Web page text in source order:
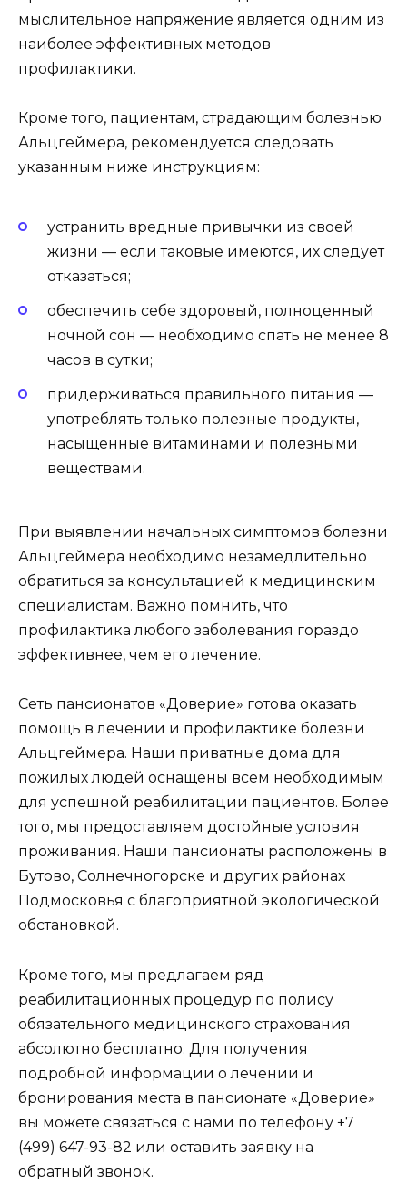
мыслительное напряжение является одним из
наиболее эффективных методов
профилактики.
Кроме того, пациентам, страдающим болезнью
Альцгеймера, рекомендуется следовать
указанным ниже инструкциям:
устранить вредные привычки из своей
жизни — если таковые имеются, их следует
отказаться;
обеспечить себе здоровый, полноценный
ночной сон — необходимо спать не менее 8
часов в сутки;
придерживаться правильного питания —
употреблять только полезные продукты,
насыщенные витаминами и полезными
веществами.
При выявлении начальных симптомов болезни
Альцгеймера необходимо незамедлительно
обратиться за консультацией к медицинским
специалистам. Важно помнить, что
профилактика любого заболевания гораздо
эффективнее, чем его лечение.
Сеть пансионатов «Доверие» готова оказать
помощь в лечении и профилактике болезни
Альцгеймера. Наши приватные дома для
пожилых людей оснащены всем необходимым
для успешной реабилитации пациентов. Более
того, мы предоставляем достойные условия
проживания. Наши пансионаты расположены в
Бутово, Солнечногорске и других районах
Подмосковья с благоприятной экологической
обстановкой.
Кроме того, мы предлагаем ряд
реабилитационных процедур по полису
обязательного медицинского страхования
абсолютно бесплатно. Для получения
подробной информации о лечении и
бронирования места в пансионате «Доверие»
вы можете связаться с нами по телефону +7
(499) 647-93-82 или оставить заявку на
обратный звонок.